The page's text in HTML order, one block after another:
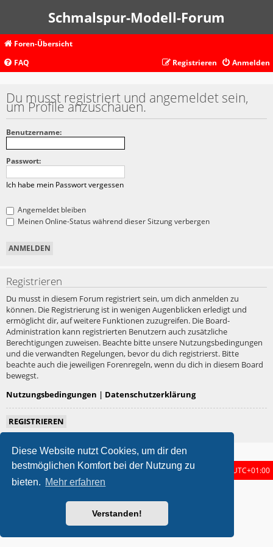
Diese Website nutzt Cookies, um dir den
bestmöglichen Komfort bei der Nutzung zu
bieten. Mehr erfahren
Verstanden!
Schmalspur-Modell-Forum
Foren-Übersicht
FAQ
Anmelden
Registrieren
Du musst registriert und angemeldet sein,
um Profile anzuschauen.
Benutzername:
Passwort:
Ich habe mein Passwort vergessen
Angemeldet bleiben
Meinen Online-Status während dieser Sitzung verbergen
Registrieren
Du musst in diesem Forum registriert sein, um dich anmelden zu
können. Die Registrierung ist in wenigen Augenblicken erledigt und
ermöglicht dir, auf weitere Funktionen zuzugreifen. Die Board-
Administration kann registrierten Benutzern auch zusätzliche
Berechtigungen zuweisen. Beachte bitte unsere Nutzungsbedingungen
und die verwandten Regelungen, bevor du dich registrierst. Bitte
beachte auch die jeweiligen Forenregeln, wenn du dich in diesem Board
bewegst.
Nutzungsbedingungen | Datenschutzerklärung
REGISTRIEREN
Foren-Übersicht Alle Zeiten sind UTC+01:00
Powered byphpBB® Forum Software © phpBB Limited
Deutsche Übersetzung durch
Datenschutz|Nutzungsbedingungen